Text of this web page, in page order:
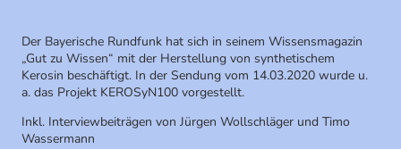
Der Bayerische Rundfunk hat sich in seinem Wissensmagazin
„Gut zu Wissen“ mit der Herstellung von synthetischem
Kerosin beschäftigt. In der Sendung vom 14.03.2020 wurde u.
a. das Projekt KEROSyN100 vorgestellt.
Inkl. Interviewbeiträgen von Jürgen Wollschläger und Timo
Wassermann